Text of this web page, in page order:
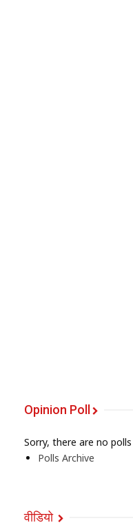
Opinion Poll
Sorry, there are no
Polls Archive
वीडियो